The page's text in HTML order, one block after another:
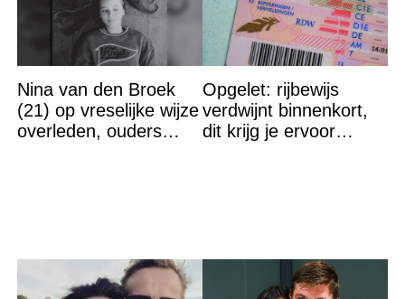
Nina van den Broek
(21) op vreselijke wijze
overleden, ouders
Opgelet: rijbewijs
verdwijnt binnenkort,
dit krijg je ervoor